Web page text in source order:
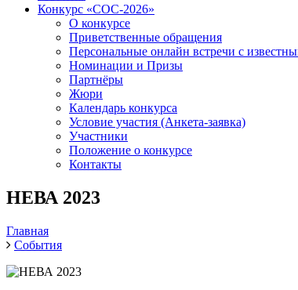
Конкурс «СОС-2026»
О конкурсе
Приветственные обращения
Персональные онлайн встречи с
Номинации и Призы
Партнёры
Жюри
Календарь конкурса
Условие участия (Анкета-заявка)
Участники
Положение о конкурсе
Контакты
НЕВА 2023
Главная
События